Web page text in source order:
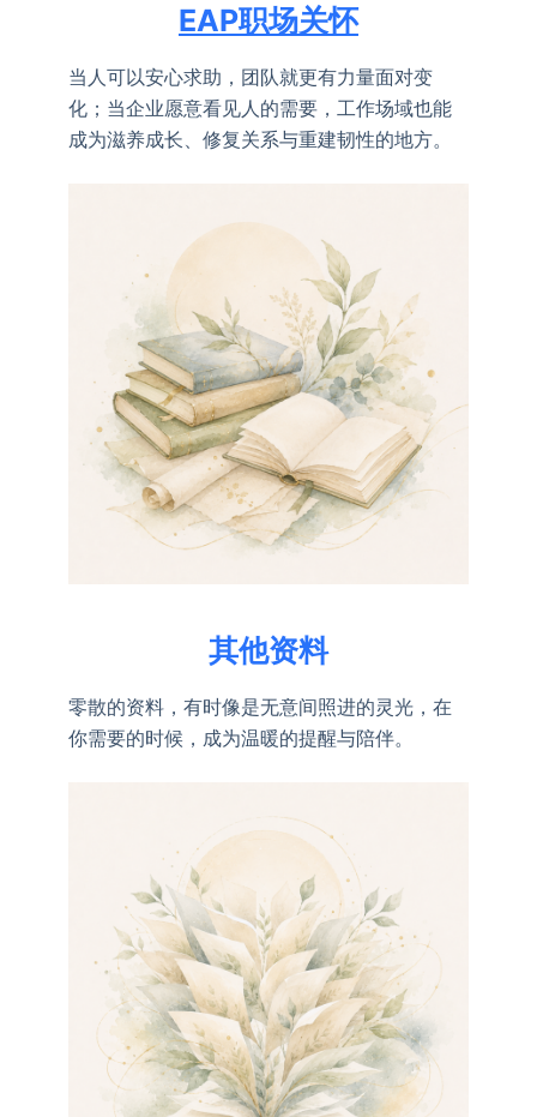
EAP职场关怀
当人可以安心求助，团队就更有力量面对变
化；当企业愿意看见人的需要，工作场域也能
成为滋养成长、修复关系与重建韧性的地方。
其他资料
零散的资料，有时像是无意间照进的灵光，在
你需要的时候，成为温暖的提醒与陪伴。